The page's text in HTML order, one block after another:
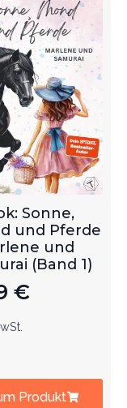
Sonne,
und Pferde
und
(Band 1)
€
Produkt